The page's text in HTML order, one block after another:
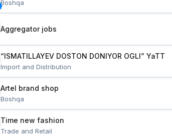
Boshqa
Aggregator jobs
“ISMATILLAYEV DOSTON DONIYOR OGLI” YaTT
Import and Distribution
Artel brand shop
Boshqa
Time new fashion
Trade and Retail